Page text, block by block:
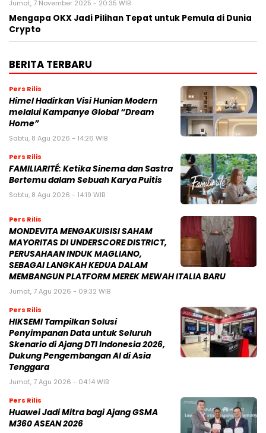
Jumat, 7 November 2025 - 20:35 WIB
Mengapa OKX Jadi Pilihan Tepat untuk Pemula di Dunia
Crypto
BERITA TERBARU
Pers Rilis
Himel Hadirkan Visi Hunian Modern
melalui Kampanye Global “Dream
Home”
Sabtu, 8 Agu 2026 - 14:26 WIB
Pers Rilis
FAMILIARITÉ: Ketika Sinema dan Sastra
Bertemu dalam Sebuah Karya Puitis
Sabtu, 8 Agu 2026 - 14:19 WIB
Pers Rilis
MONDEVITA MENGAKUISISI SAHAM
MAYORITAS DI UNDERSCORE DISTRICT,
PERUSAHAAN INDUK MAGLIANO,
SEBAGAI LANGKAH KEDUA DALAM
MEMBANGUN PLATFORM MEREK MEWAH ITALIA BARU
Jumat, 7 Agu 2026 - 09:32 WIB
Pers Rilis
HIKSEMI Tampilkan Solusi
Penyimpanan Data untuk Seluruh
Skenario di Ajang DTI Indonesia 2026,
Dukung Pengembangan AI di Asia
Tenggara
Jumat, 7 Agu 2026 - 04:14 WIB
Pers Rilis
Huawei Jadi Mitra bagi Ajang GSMA
M360 ASEAN 2026